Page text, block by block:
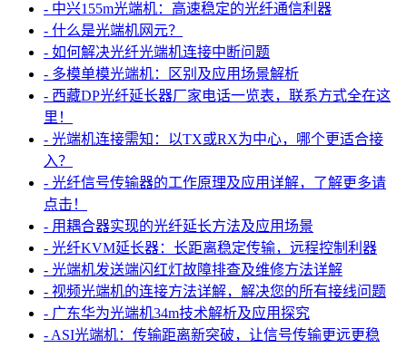
- 中兴155m光端机：高速稳定的光纤通信利器
- 什么是光端机网元？
- 如何解决光纤光端机连接中断问题
- 多模单模光端机：区别及应用场景解析
- 西藏DP光纤延长器厂家电话一览表，联系方式全在这
里！
- 光端机连接需知：以TX或RX为中心，哪个更适合接
入？
- 光纤信号传输器的工作原理及应用详解，了解更多请
点击！
- 用耦合器实现的光纤延长方法及应用场景
- 光纤KVM延长器：长距离稳定传输，远程控制利器
- 光端机发送端闪红灯故障排查及维修方法详解
- 视频光端机的连接方法详解，解决您的所有接线问题
- 广东华为光端机34m技术解析及应用探究
- ASI光端机：传输距离新突破，让信号传输更远更稳